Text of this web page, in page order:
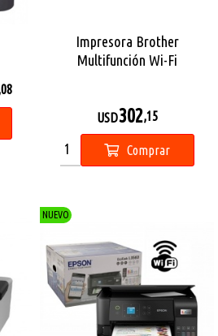
Impresora Brother
Multifunción Wi-Fi
USD302,15
Comprar
NUEVO